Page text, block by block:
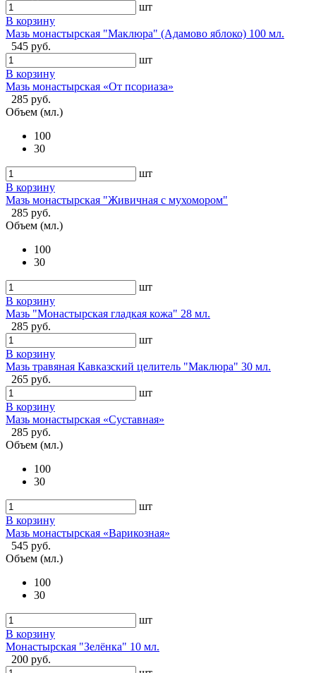
шт
В корзину
Мазь монастырская "Маклюра" (Адамово яблоко) 100 мл.
545 руб.
шт
В корзину
Мазь монастырская «От псориаза»
285 руб.
Объем (мл.)
100
30
шт
В корзину
Мазь монастырская "Живичная с мухомором"
285 руб.
Объем (мл.)
100
30
шт
В корзину
Мазь "Монастырская гладкая кожа" 28 мл.
285 руб.
шт
В корзину
Мазь травяная Кавказский целитель "Маклюра" 30 мл.
265 руб.
шт
В корзину
Мазь монастырская «Суставная»
285 руб.
Объем (мл.)
100
30
шт
В корзину
Мазь монастырская «Варикозная»
545 руб.
Объем (мл.)
100
30
шт
В корзину
Монастырская "Зелёнка" 10 мл.
200 руб.